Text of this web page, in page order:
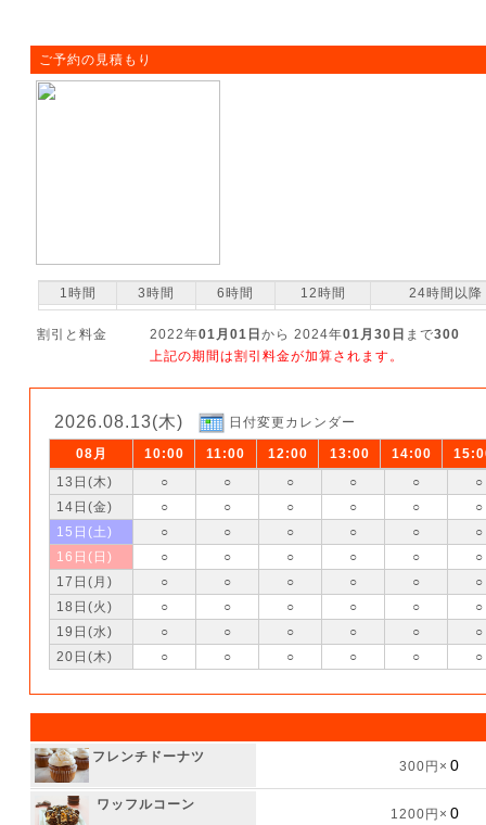
ご予約の見積もり
1時間 3時間 6時間 12時間 24時間以降
割引と料金 2022年01月01日 から 2024年01月30日 まで300
上記の期間は割引料金が加算されます。
2026.08.13(木) 日付変更カレンダー
08月 10:00 11:00 12:00 13:00 14:00
13日(木)
○ ○ ○ ○ ○
○
14日(金)
○ ○ ○ ○ ○
○
15日(土)
○ ○ ○ ○ ○
○
16日(日)
○ ○ ○ ○ ○
○
17日(月)
○ ○ ○ ○ ○
○
18日(火)
○ ○ ○ ○ ○
○
19日(水)
○ ○ ○ ○ ○
○
20日(木)
○ ○ ○ ○ ○ ○
フレンチドーナツ
300円×
ワッフルコーン
1200円×